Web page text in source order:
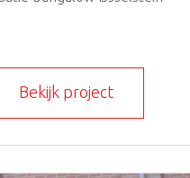
Bekijk project